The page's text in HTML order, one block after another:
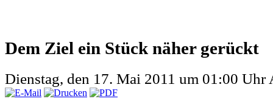
Dem Ziel ein Stück näher gerückt
Dienstag, den 17. Mai 2011 um 01:00 Uhr